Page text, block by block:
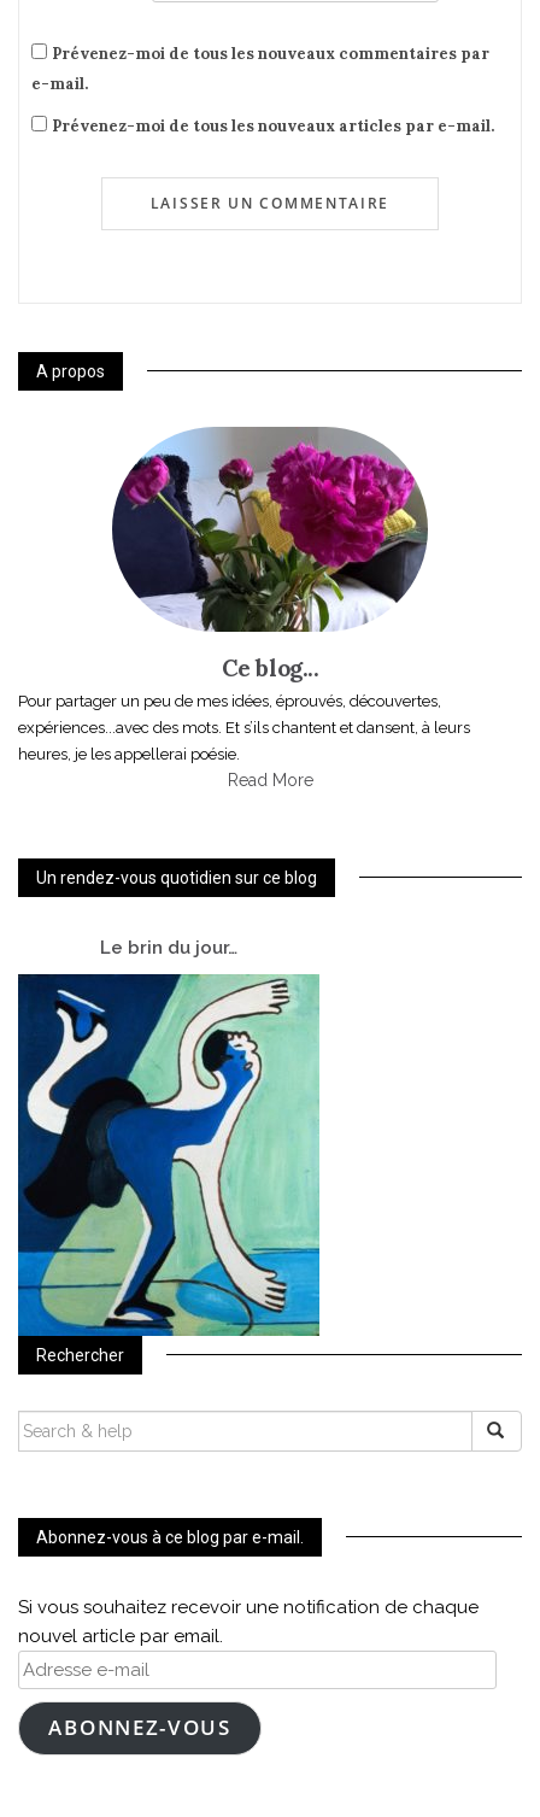
Prévenez-moi de tous les nouveaux commentaires par
e-mail.
Prévenez-moi de tous les nouveaux articles par e-mail.
A propos
Ce blog...
Pour partager un peu de mes idées, éprouvés, découvertes,
expériences...avec des mots. Et s’ils chantent et dansent, à leurs
heures, je les appellerai poésie.
Read More
Un rendez-vous quotidien sur ce blog
Le brin du jour…
Rechercher
SEARCH
FOR:
Abonnez-vous à ce blog par e-mail.
Si vous souhaitez recevoir une notification de chaque
nouvel article par email.
Adresse
e-
mailABONNEZ-VOUS